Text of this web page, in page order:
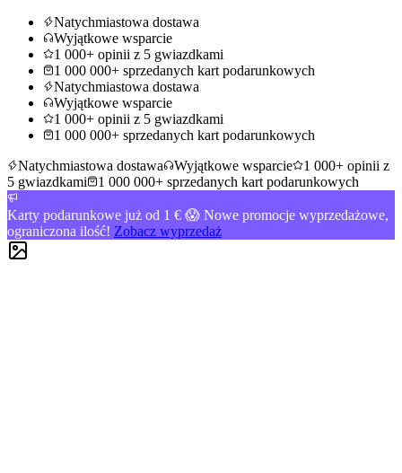
Natychmiastowa dostawa
Wyjątkowe wsparcie
1 000+ opinii z 5 gwiazdkami
1 000 000+ sprzedanych kart podarunkowych
Natychmiastowa dostawa
Wyjątkowe wsparcie
1 000+ opinii z 5 gwiazdkami
1 000 000+ sprzedanych kart podarunkowych
Natychmiastowa dostawa
Wyjątkowe wsparcie
1 000+ opinii z
5 gwiazdkami
1 000 000+ sprzedanych kart podarunkowych
Karty podarunkowe już od 1 € 😱 Nowe promocje wyprzedażowe,
ograniczona ilość! Zobacz wyprzedaż